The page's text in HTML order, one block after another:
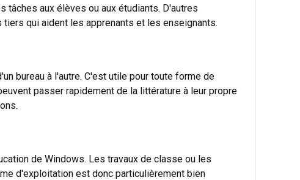
aux élèves ou aux étudiants. D'autres
qui aident les apprenants et les enseignants.
bureau à l'autre. C'est utile pour toute forme de
passer rapidement de la littérature à leur propre
de Windows. Les travaux de classe ou les
d'exploitation est donc particulièrement bien